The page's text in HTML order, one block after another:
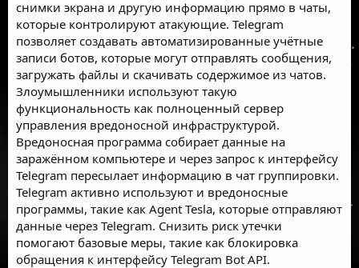
снимки экрана и другую информацию прямо в чаты,
которые контролируют атакующие. Telegram
позволяет создавать автоматизированные учётные
записи ботов, которые могут отправлять сообщения,
загружать файлы и скачивать содержимое из чатов.
Злоумышленники используют такую
функциональность как полноценный сервер
управления вредоносной инфраструктурой.
Вредоносная программа собирает данные на
заражённом компьютере и через запрос к интерфейсу
Telegram пересылает информацию в чат группировки.
Telegram активно используют и вредоносные
программы, такие как Agent Tesla, которые отправляют
данные через Telegram. Снизить риск утечки
помогают базовые меры, такие как блокировка
обращения к интерфейсу Telegram Bot API.